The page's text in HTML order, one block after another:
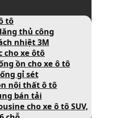
tô
thủ công
nhiệt 3M
cho xe ôtô
ồn cho xe ô tô
gỉ sét
nội thất ô tô
bán tải
cho xe ô tô SUV,